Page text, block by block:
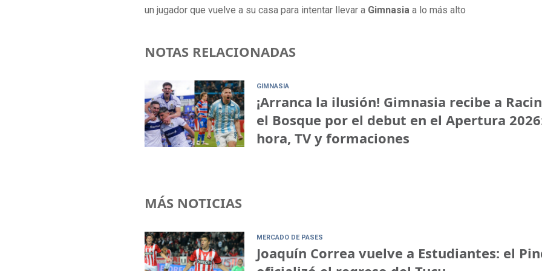
un jugador que vuelve a su casa para intentar llevar a Gimnasiaa lo más alto
NOTAS RELACIONADAS
GIMNASIA
¡Arranca la ilusión! Gimnasia recibe a
el Bosque por el debut en el Apertura
hora, TV y formaciones
MÁS NOTICIAS
MERCADO DE PASES
Joaquín Correa vuelve a Estudiantes: el